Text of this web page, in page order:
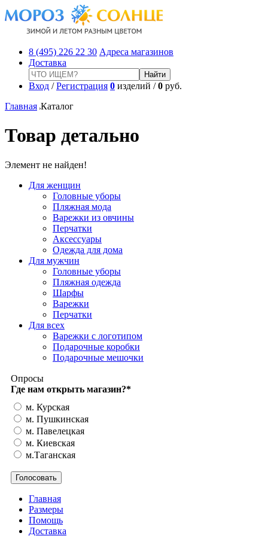
8 (495) 226 22 30 Адреса магазинов
Доставка
Вход /Регистрация 0 изделий /0 руб.
Главная Каталог
Товар детально
Элемент не найден!
Для женщин
Головные уборы
Пляжная мода
Варежки из овчины
Перчатки
Аксессуары
Одежда для дома
Для мужчин
Головные уборы
Пляжная одежда
Шарфы
Варежки
Перчатки
Для всех
Варежки с логотипом
Подарочные коробки
Подарочные мешочки
Опросы
Где нам открыть магазин?*
м. Курская
м. Пушкинская
м. Павелецкая
м. Киевская
м.Таганская
Главная
Размеры
Помощь
Доставка